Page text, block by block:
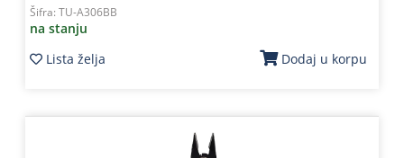
Šifra: TU-A306BB
na stanju
Lista želja
Dodaj u korpu